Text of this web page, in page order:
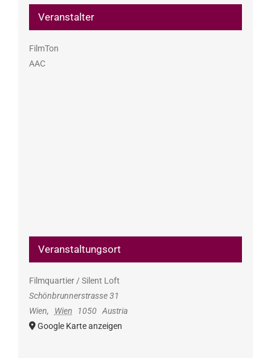
Veranstalter
FilmTon
AAC
Veranstaltungsort
Filmquartier / Silent Loft
Schönbrunnerstrasse 31
Wien, Wien 1050 Austria
Google Karte anzeigen